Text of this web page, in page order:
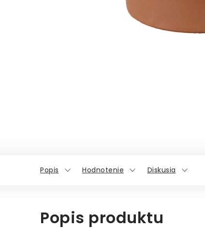
Popis Hodnotenie Diskusia
Popis produktu